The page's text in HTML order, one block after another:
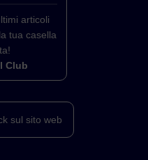
articoli
tua casella
Club
sul sito web